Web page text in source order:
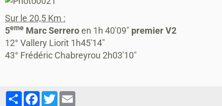
Sur le 20,5 Km :
5eme Marc Serreroen 1h 40'09" premier V2
12° Vallery Liorit 1h45'14"
43° Frédéric Chabreyrou 2h03'10"
PartagerFacebook
Twitter